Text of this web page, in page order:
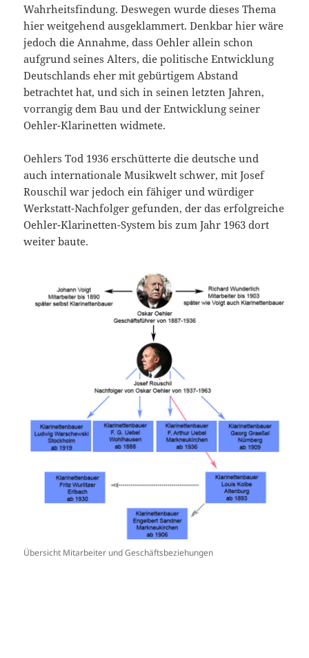
Wahrheitsfindung. Deswegen wurde dieses Thema
hier weitgehend ausgeklammert. Denkbar hier wäre
jedoch die Annahme, dass Oehler allein schon
aufgrund seines Alters, die politische Entwicklung
Deutschlands eher mit gebürtigem Abstand
betrachtet hat, und sich in seinen letzten Jahren,
vorrangig dem Bau und der Entwicklung seiner
Oehler-Klarinetten widmete.
Oehlers Tod 1936 erschütterte die deutsche und
auch internationale Musikwelt schwer, mit Josef
Rouschil war jedoch ein fähiger und würdiger
Werkstatt-Nachfolger gefunden, der das erfolgreiche
Oehler-Klarinetten-System bis zum Jahr 1963 dort
weiter baute.
Übersicht Mitarbeiter und Geschäftsbeziehungen